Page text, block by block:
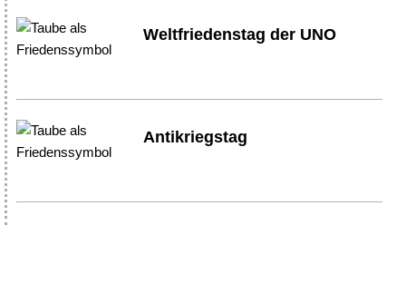
Weltfriedenstag der UNO
Antikriegstag